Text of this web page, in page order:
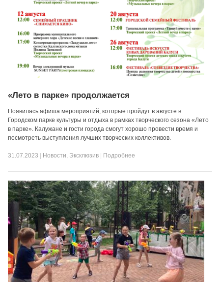
«Лето в парке» продолжается
Появилась афиша мероприятий, которые пройдут в августе в
Городском парке культуры и отдыха в рамках творческого сезона «Лето
в парке». Калужане и гости города смогут хорошо провести время и
посмотреть выступления лучших творческих коллективов.
31.07.2023 Новости, Эксклюзив Подробнее